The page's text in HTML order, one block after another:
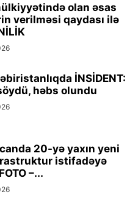
olan əsas
verilməsi qaydası ilə
İNSİDENT:
həbs olundu
20-yə yaxın yeni
istifadəyə
–...